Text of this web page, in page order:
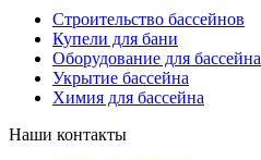
Строительство бассейнов
Купели для бани
Оборудование для бассейна
Укрытие бассейна
Химия для бассейна
Наши контакты